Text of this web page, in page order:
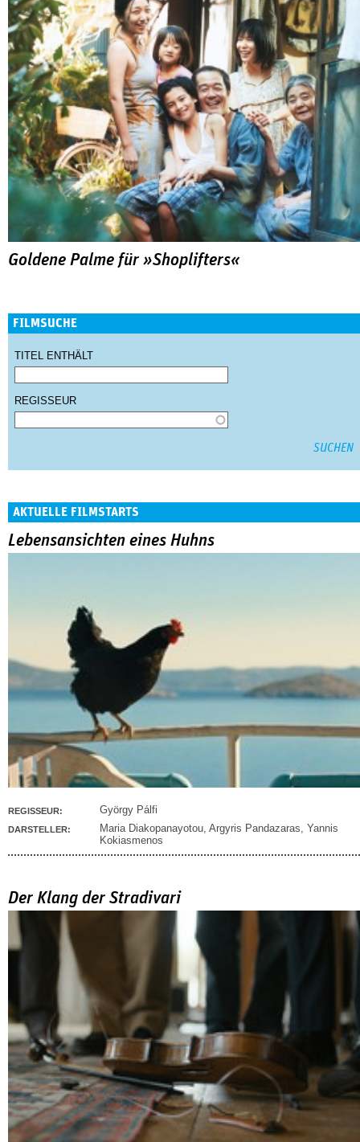
Goldene Palme für »Shoplifters«
FILMSUCHE
TITEL ENTHÄLT
REGISSEUR
AKTUELLE FILMSTARTS
Lebensansichten eines Huhns
REGISSEUR: György Pálfi
DARSTELLER: Maria Diakopanayotou Argyris Pandazaras Yannis
Kokiasmenos
Der Klang der Stradivari